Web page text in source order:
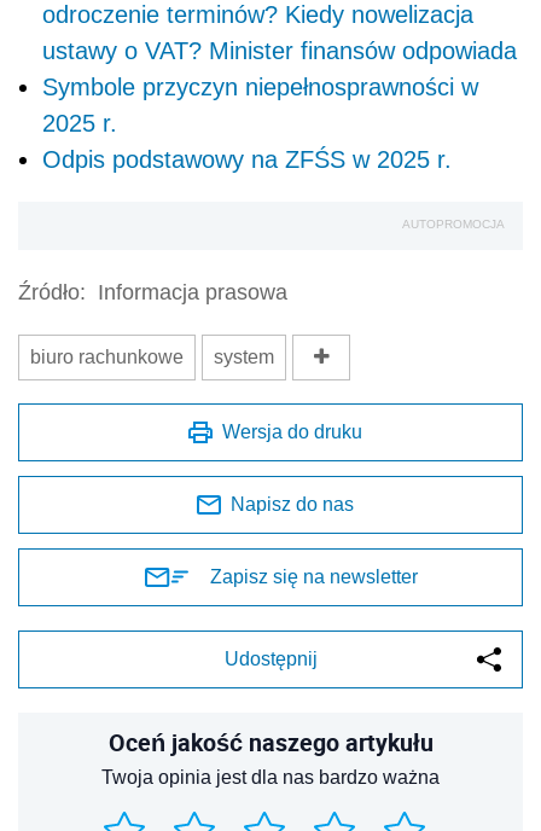
odroczenie terminów? Kiedy nowelizacja
ustawy o VAT? Minister finansów odpowiada
Symbole przyczyn niepełnosprawności w
2025 r.
Odpis podstawowy na ZFŚS w 2025 r.
AUTOPROMOCJA
Źródło: Informacja prasowa
biuro rachunkowe system
Wersja do druku
Napisz do nas
Zapisz się na newsletter
Udostępnij
Oceń jakość naszego artykułu
Twoja opinia jest dla nas bardzo ważna